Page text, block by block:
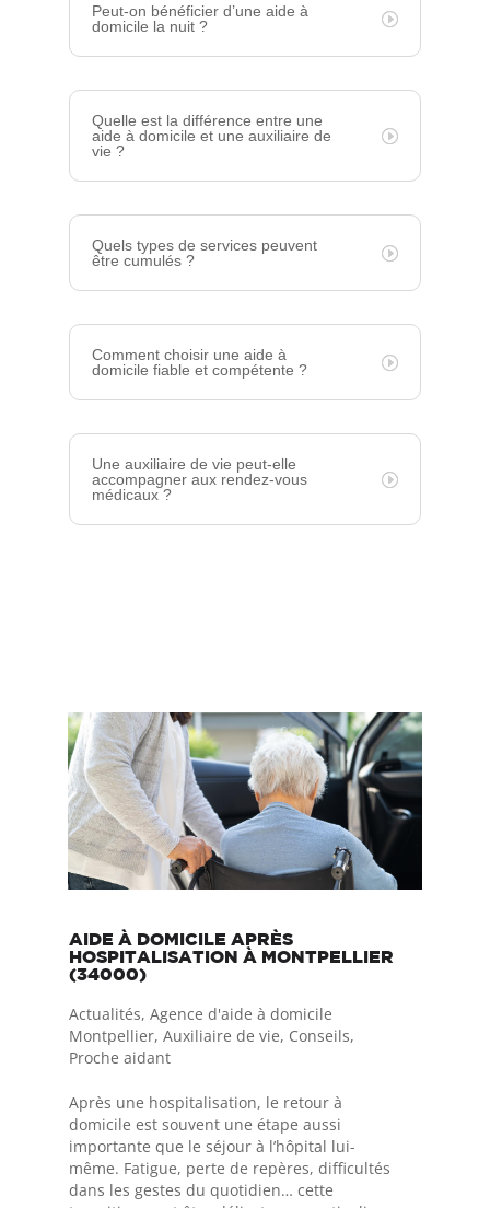
Peut-on bénéficier d’une aide à
domicile la nuit ?
Quelle est la différence entre une
aide à domicile et une auxiliaire de
vie ?
Quels types de services peuvent
être cumulés ?
Comment choisir une aide à
domicile fiable et compétente ?
Une auxiliaire de vie peut-elle
accompagner aux rendez-vous
médicaux ?
AIDE À DOMICILE APRÈS
HOSPITALISATION À MONTPELLIER
(34000)
Actualités, Agence d'aide à domicile
Montpellier, Auxiliaire de vie, Conseils,
Proche aidant
Après une hospitalisation, le retour à
domicile est souvent une étape aussi
importante que le séjour à l’hôpital lui-
même. Fatigue, perte de repères, difficultés
dans les gestes du quotidien… cette